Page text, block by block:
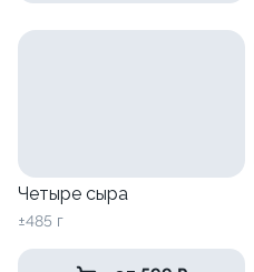
Четыре сыра
±485 г